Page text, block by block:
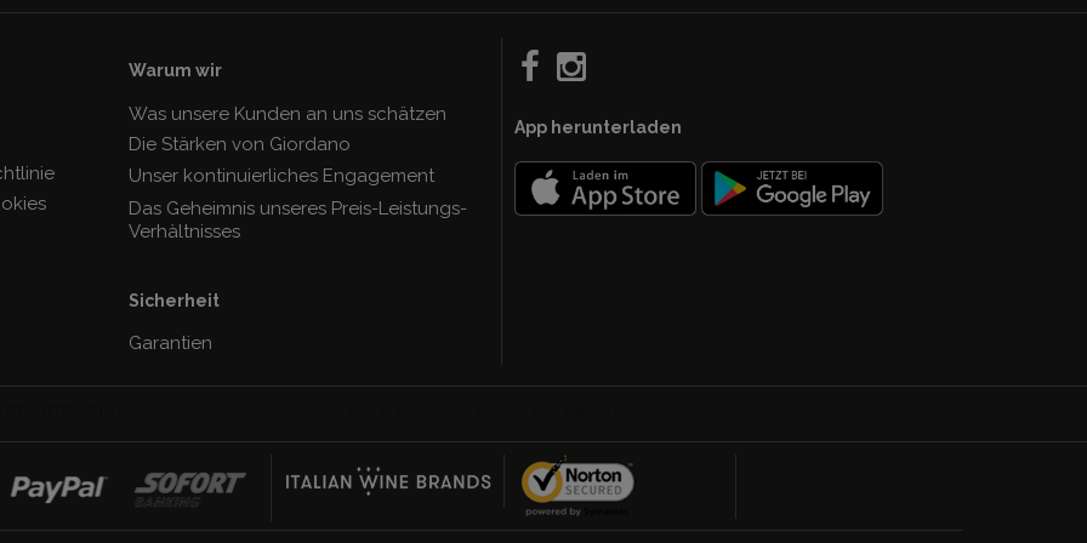
Warum wir
Was unsere Kunden an uns schätzen
Die Stärken von Giordano
Unser kontinuierliches Engagement
Das Geheimnis unseres Preis-Leistungs-
Verhàltnisses
Sicherheit
Garantien
App herunterladen